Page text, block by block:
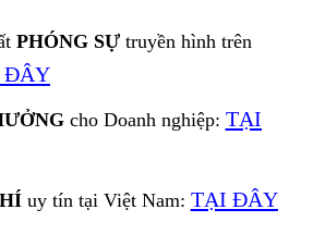
PHÓNG SỰtruyền hình trên
ĐÂY
cho Doanh nghiệp: TẠI
uy tín tại Việt Nam: TẠI ĐÂY